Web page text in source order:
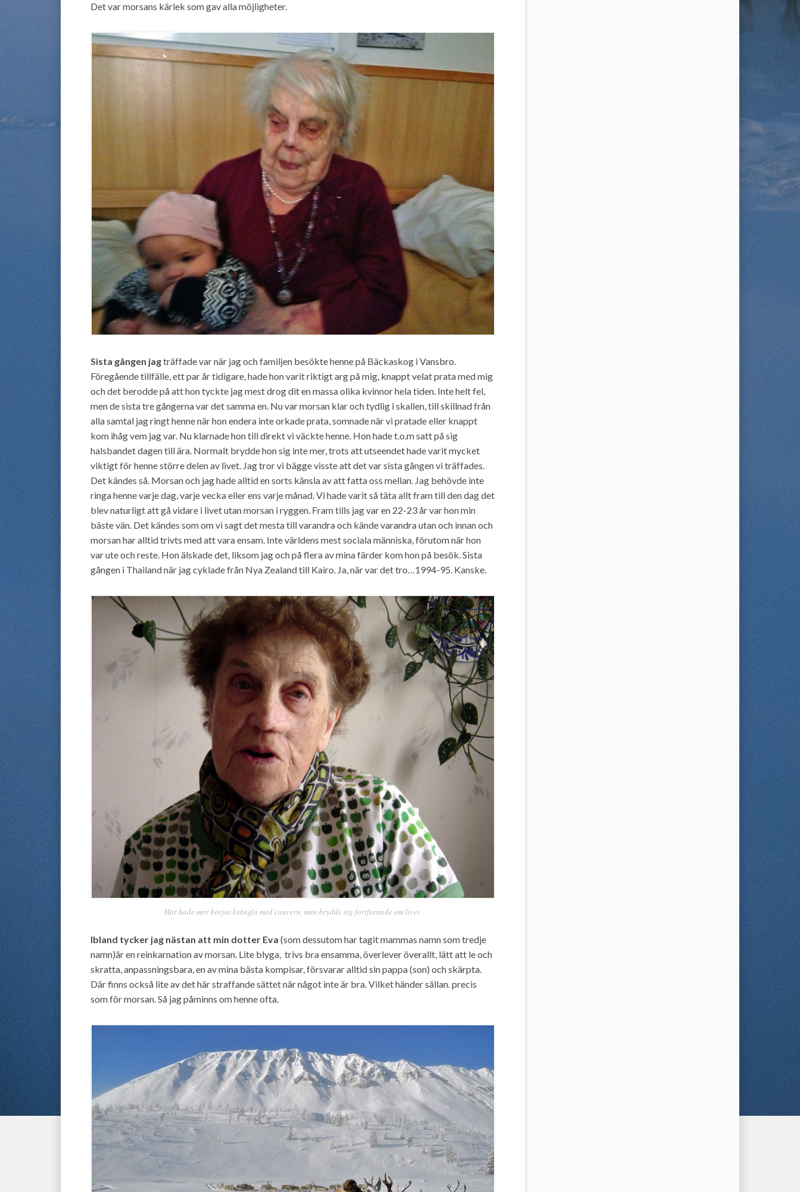
Det var morsans kärlek som gav alla möjligheter.
Sista gången jagträffade var när jag och familjen besökte henne på Bäckaskog i Vansbro.
Föregående tillfälle, ett par år tidigare, hade hon varit riktigt arg på mig, knappt velat prata med mig
och det berodde på att hon tyckte jag mest drog dit en massa olika kvinnor hela tiden. Inte helt fel,
men de sista tre gångerna var det samma en. Nu var morsan klar och tydlig i skallen, till skillnad från
alla samtal jag ringt henne när hon endera inte orkade prata, somnade när vi pratade eller knappt
kom ihåg vem jag var. Nu klarnade hon till direkt vi väckte henne. Hon hade t.o.m satt på sig
halsbandet dagen till ära. Normalt brydde hon sig inte mer, trots att utseendet hade varit mycket
viktigt för henne större delen av livet. Jag tror vi bägge visste att det var sista gången vi träffades.
Det kändes så. Morsan och jag hade alltid en sorts känsla av att fatta oss mellan. Jag behövde inte
ringa henne varje dag, varje vecka eller ens varje månad. Vi hade varit så täta allt fram till den dag det
blev naturligt att gå vidare i livet utan morsan i ryggen. Fram tills jag var en 22-23 år var hon min
bäste vän. Det kändes som om vi sagt det mesta till varandra och kände varandra utan och innan och
morsan har alltid trivts med att vara ensam. Inte världens mest sociala människa, förutom när hon
var ute och reste. Hon älskade det, liksom jag och på flera av mina färder kom hon på besök. Sista
gången i Thailand när jag cyklade från Nya Zealand till Kairo. Ja, när var det tro…1994-95. Kanske.
Här hade mor börjat krångla med cancern, men brydde sig fortfarande om livet.
Ibland tycker jag nästan att min dotter Eva (som dessutom har tagit mammas namn som tredje
namn)är en reinkarnation av morsan. Lite blyga, trivs bra ensamma, överlever överallt, lätt att le och
skratta, anpassningsbara, en av mina bästa kompisar, försvarar alltid sin pappa (son) och skärpta.
Där finns också lite av det här straffande sättet när något inte är bra. Vilket händer sällan. precis
som för morsan. Så jag påminns om henne ofta.